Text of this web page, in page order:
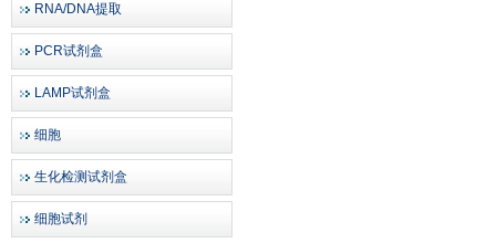
RNA/DNA提取
PCR试剂盒
LAMP试剂盒
细胞
生化检测试剂盒
细胞试剂